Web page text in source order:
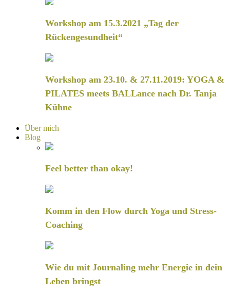
Workshop am 15.3.2021 „Tag der
Rückengesundheit“
Workshop am 23.10. & 27.11.2019: YOGA &
PILATES meets BALLance nach Dr. Tanja
Kühne
Über mich
Blog
Feel better than okay!
Komm in den Flow durch Yoga und Stress-
Coaching
Wie du mit Journaling mehr Energie in dein
Leben bringst